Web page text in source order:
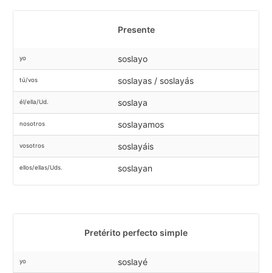
Presente
yo soslayo
tú/vos soslayas / soslayás
él/ella/Ud. soslaya
nosotros soslayamos
vosotros soslayáis
ellos/ellas/Uds. soslayan
Pretérito perfecto simple
yo soslayé